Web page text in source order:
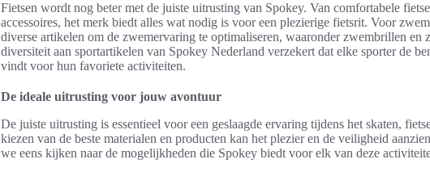
Fietsen wordt nog beter met de juiste uitrusting van Spokey. Van comfortabele
accessoires, het merk biedt alles wat nodig is voor een plezierige fietsrit. Voor
diverse artikelen om de zwemervaring te optimaliseren, waaronder zwembrillen en
diversiteit aan sportartikelen van Spokey Nederland verzekert dat elke sporter de
vindt voor hun favoriete activiteiten.
De ideale uitrusting voor jouw avontuur
De juiste uitrusting is essentieel voor een geslaagde ervaring tijdens het skaten,
kiezen van de beste materialen en producten kan het plezier en de veiligheid
we eens kijken naar de mogelijkheden die Spokey biedt voor elk van deze